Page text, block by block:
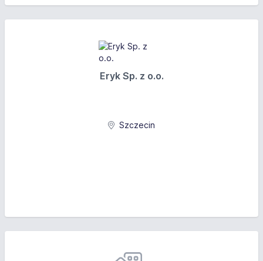
Eryk Sp. z o.o.
Szczecin